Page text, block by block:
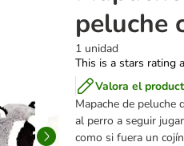
peluche
1 unidad
This is a stars rating
Valora el
Mapache de peluche
al perro a seguir
como si fuera un